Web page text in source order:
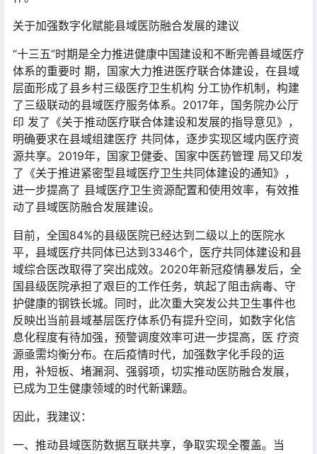
关于加强数字化赋能县域医防融合发展的建议
“十三五”时期是全力推进健康中国建设和不断完善县域医疗
体系的重要时 期，国家大力推进医疗联合体建设，在县域
层面形成了县乡村三级医疗卫生机构 分工协作机制，构建
了三级联动的县域医疗服务体系。2017年，国务院办公厅
印 发了《关于推动医疗联合体建设和发展的指导意见》，
明确要求在县域组建医疗 共同体，逐步实现区域内医疗资
源共享。2019年，国家卫健委、国家中医药管理 局又印发
了《关于推进紧密型县域医疗卫生共同体建设的通知》，
进一步提高了 县域医疗卫生资源配置和使用效率，有效推
动了县域医防融合发展建设。
目前，全国84%的县级医院已经达到二级以上的医院水
平，县域医疗共同体已达到3346个，医疗共同体建设和县
域综合医改取得了突出成效。2020年新冠疫情暴发后，全
国县级医院承担了艰巨的工作任务，筑起了阻击病毒、守
护健康的钢铁长城。同时，此次重大突发公共卫生事件也
反映出当前县域基层医疗体系仍有提升空间，如数字化信
息化程度有待加强，预警调度效率可进一步提高，医 疗资
源亟需均衡分布。在后疫情时代，加强数字化手段的运
用，补短板、堵漏洞、强弱项，切实推动医防融合发展，
已成为卫生健康领域的时代新课题。
因此，我建议：
一、推动县域医防数据互联共享，争取实现全覆盖。当